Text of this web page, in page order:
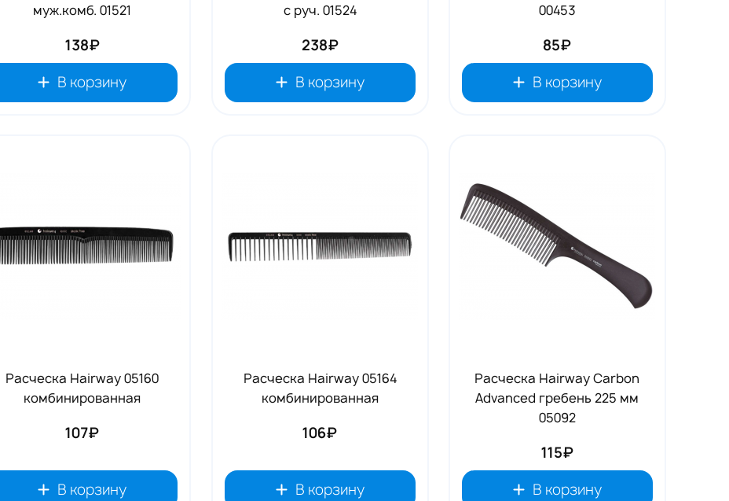
муж.комб. 01521
138₽
В корзину
с руч. 01524
238₽
В корзину
00453
85₽
В корзину
Расческа Hairway 05160
комбинированная
107₽
В корзину
Расческа Hairway 05164
комбинированная
106₽
В корзину
Расческа Hairway Carbon
Advanced гребень 225 мм
05092
115₽
В корзину